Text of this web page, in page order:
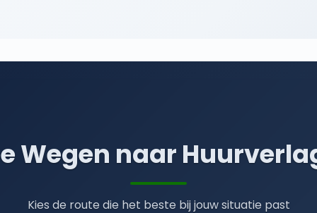
Wegen naar
Kies de route die het beste bij jouw situatie past